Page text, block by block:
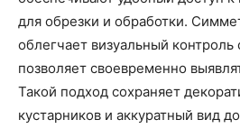
для обрезки и обработки.
облегчает визуальный контроль
позволяет своевременно
Такой подход сохраняет
кустарников и аккуратный вид